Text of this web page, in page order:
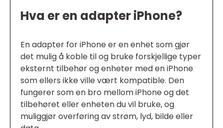
Hva er en adapter iPhone?
En adapter for iPhone er en enhet som gjør
det mulig å koble til og bruke forskjellige typer
eksternt tilbehør og enheter med en iPhone
som ellers ikke ville vært kompatible. Den
fungerer som en bro mellom iPhone og det
tilbehøret eller enheten du vil bruke, og
muliggjør overføring av strøm, lyd, bilde eller